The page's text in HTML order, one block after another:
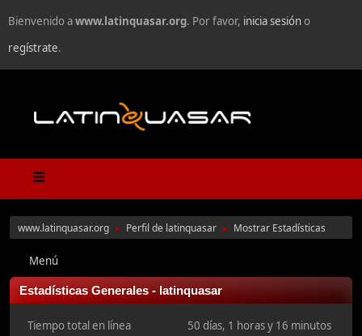
Bienvenido awww.latinquasar.org. Por favor, inicia sesióno
regístrate.
www.latinquasar.org ► Perfil de latinquasar ► Mostrar Estadísticas
Menú
Estadísticas Generales - latinquasar
Tiempo total en línea
50 días, 1 horas y 16 minutos